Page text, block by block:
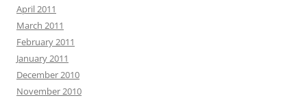
April 2011
March 2011
February 2011
January 2011
December 2010
November 2010